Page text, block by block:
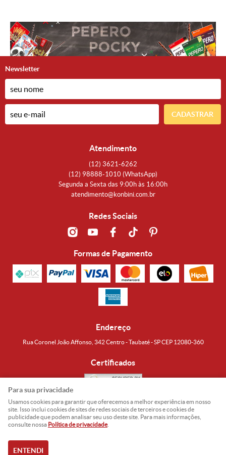
Newsletter
CADASTRAR
Atendimento
(12) 3621-6262
(12) 98888-1010 (WhatsApp)
Segunda a Sexta das 9:00h às 16:00h
atendimento@konbini.com.br
Redes Sociais
Formas de Pagamento
Endereço
Rua Coronel João Affonso, 342 Centro - Taubaté - SP CEP 12080-360
Certificados
Noguti & Amaral Produtos Orientais LTDA CNPJ: 15.427.609/0001-19
Formas de Envio
Para sua privacidade
Usamos cookies para garantir que oferecemos a melhor experiência em nosso
site. Isso inclui cookies de sites de redes sociais de terceiros e cookies de
publicidade que podem analisar seu uso deste site. Para mais informações,
consulte nossa Política de privacidade.
ENTENDI